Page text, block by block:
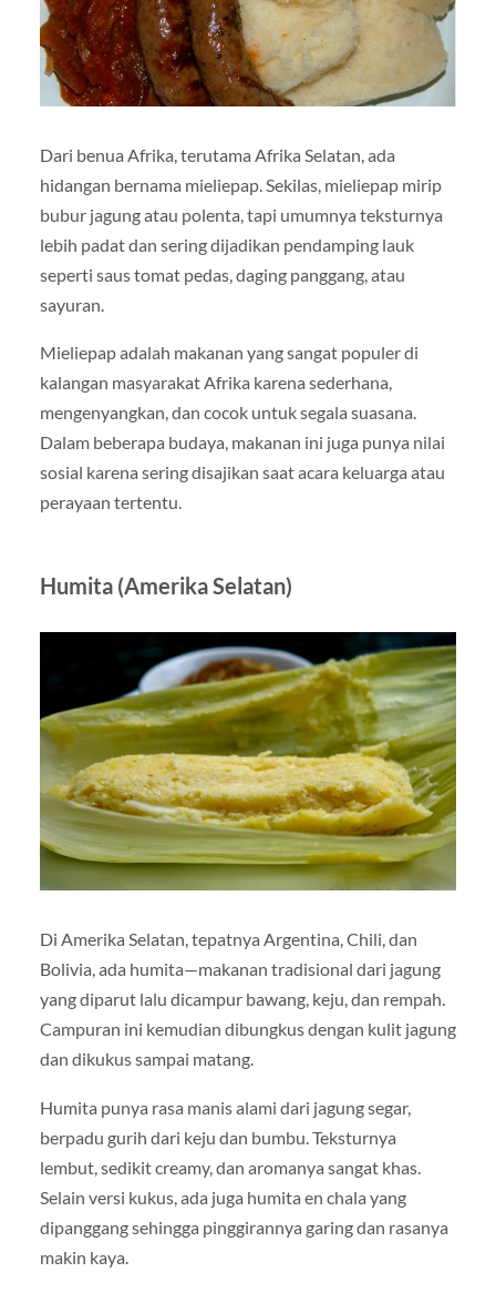
Dari benua Afrika, terutama Afrika Selatan, ada
hidangan bernama mieliepap. Sekilas, mieliepap mirip
bubur jagung atau polenta, tapi umumnya teksturnya
lebih padat dan sering dijadikan pendamping lauk
seperti saus tomat pedas, daging panggang, atau
sayuran.
Mieliepap adalah makanan yang sangat populer di
kalangan masyarakat Afrika karena sederhana,
mengenyangkan, dan cocok untuk segala suasana.
Dalam beberapa budaya, makanan ini juga punya nilai
sosial karena sering disajikan saat acara keluarga atau
perayaan tertentu.
Humita (Amerika Selatan)
Di Amerika Selatan, tepatnya Argentina, Chili, dan
Bolivia, ada humita—makanan tradisional dari jagung
yang diparut lalu dicampur bawang, keju, dan rempah.
Campuran ini kemudian dibungkus dengan kulit jagung
dan dikukus sampai matang.
Humita punya rasa manis alami dari jagung segar,
berpadu gurih dari keju dan bumbu. Teksturnya
lembut, sedikit creamy, dan aromanya sangat khas.
Selain versi kukus, ada juga humita en chala yang
dipanggang sehingga pinggirannya garing dan rasanya
makin kaya.